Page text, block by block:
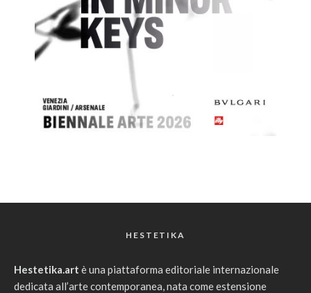
HESTETIKA
Hestetika.art è una piattaforma editoriale internazionale
dedicata all’arte contemporanea, nata come estensione